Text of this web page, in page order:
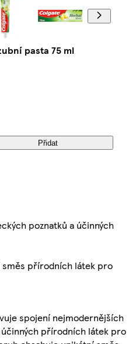
pasta 75 ml
Přidat
poznatků a účinných
směs přírodních látek pro
spojení nejmodernějších
přírodních látek pro